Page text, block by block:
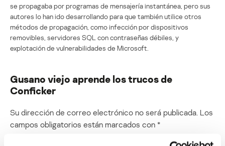
se propagaba por programas de mensajería instantánea, pero sus
autores lo han ido desarrollando para que también utilice otros
métodos de propagación, como infección por dispositivos
removibles, servidores SQL con contraseñas débiles, y
explotación de vulnerabilidades de Microsoft.
Gusano viejo aprende los trucos de
Conficker
Su dirección de correo electrónico no será publicada. Los
campos obligatorios están marcados con *